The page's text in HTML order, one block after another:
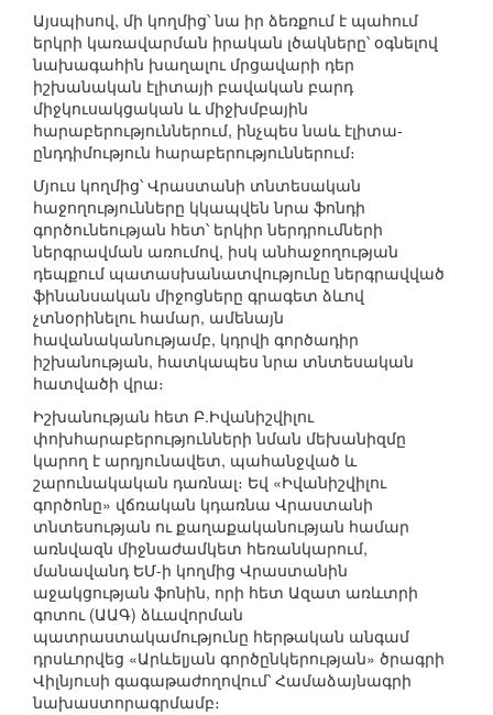
Այսպիսով, մի կողմից՝ նա իր ձեռքում է պահում
երկրի կառավարման իրական լծակները՝ օգնելով
նախագահին խաղալու մրցավարի դեր
իշխանական էլիտայի բավական բարդ
միջկուսակցական և միջխմբային
հարաբերություններում, ինչպես նաև էլիտա-
ընդդիմություն հարաբերություններում։
Մյուս կողմից՝ Վրաստանի տնտեսական
հաջողությունները կկապվեն նրա ֆոնդի
գործունեության հետ՝ երկիր ներդրումների
ներգրավման առումով, իսկ անհաջողության
դեպքում պատասխանատվությունը ներգրավված
ֆինանսական միջոցները գրագետ ձևով
չտնօրինելու համար, ամենայն
հավանականությամբ, կդրվի գործադիր
իշխանության, հատկապես նրա տնտեսական
հատվածի վրա։
Իշխանության հետ Բ.Իվանիշվիլու
փոխհարաբերությունների նման մեխանիզմը
կարող է արդյունավետ, պահանջված և
շարունակական դառնալ։ Եվ «Իվանիշվիլու
գործոնը» վճռական կդառնա Վրաստանի
տնտեսության ու քաղաքականության համար
առնվազն միջնաժամկետ հեռանկարում,
մանավանդ ԵՄ-ի կողմից Վրաստանին
աջակցության ֆոնին, որի հետ Ազատ առևտրի
գոտու (ԱԱԳ) ձևավորման
պատրաստակամությունը հերթական անգամ
դրսևորվեց «Արևելյան գործընկերության» ծրագրի
Վիլնյուսի գագաթաժողովում՝ Համաձայնագրի
նախաստորագրմամբ։